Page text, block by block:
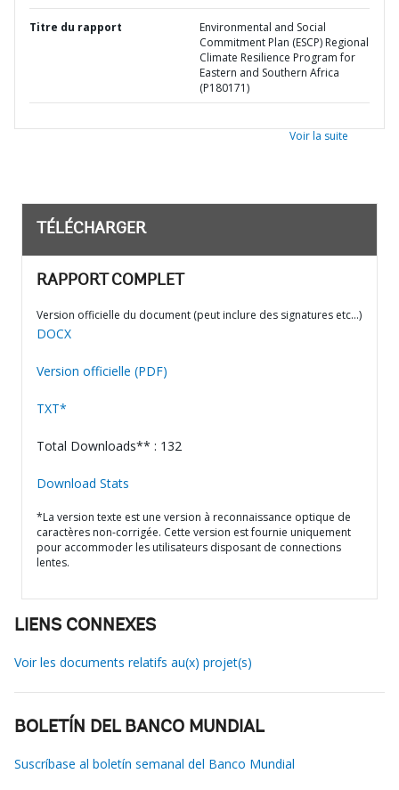
Titre du rapport
Environmental and Social
Commitment Plan (ESCP) Regional
Climate Resilience Program for
Eastern and Southern Africa
(P180171)
Voir la suite
TÉLÉCHARGER
RAPPORT COMPLET
Version officielle du document (peut inclure des signatures etc…)
DOCX
Version officielle (PDF)
TXT*
Total Downloads** : 132
Download Stats
*La version texte est une version à reconnaissance optique de
caractères non-corrigée. Cette version est fournie uniquement
pour accommoder les utilisateurs disposant de connections
lentes.
LIENS CONNEXES
Voir les documents relatifs au(x) projet(s)
BOLETÍN DEL BANCO MUNDIAL
Suscríbase al boletín semanal del Banco Mundial